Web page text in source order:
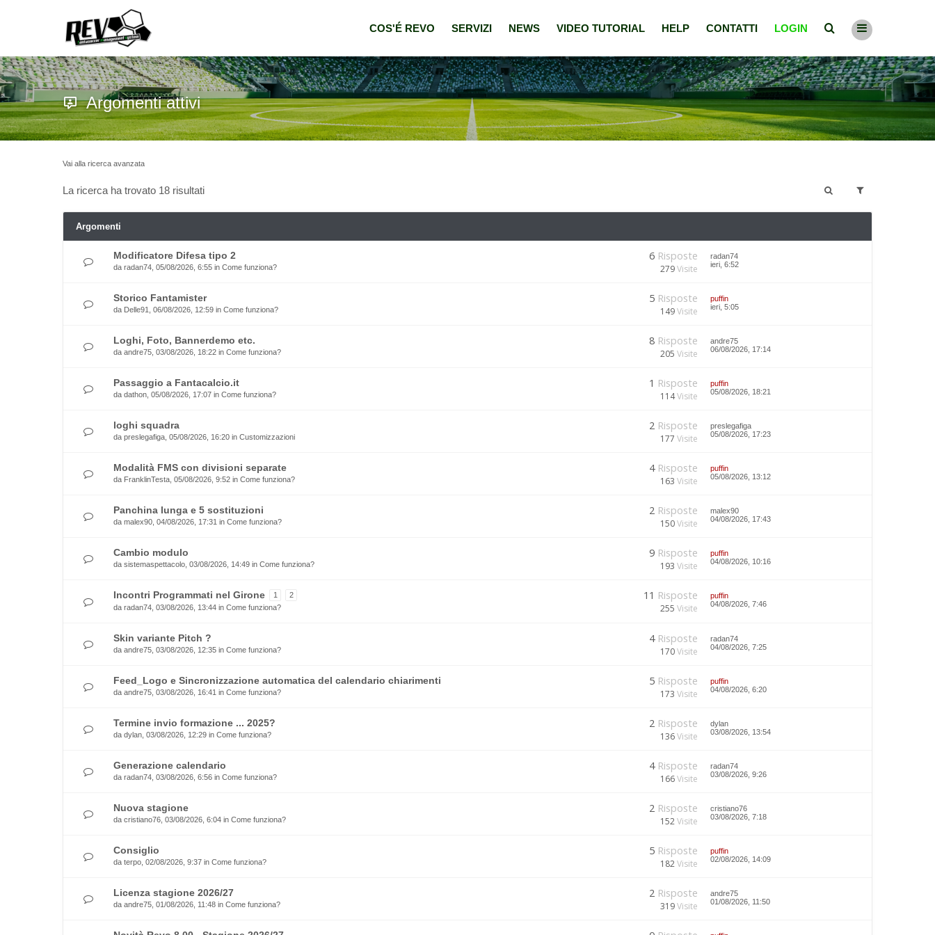
COS'É REVO SERVIZI NEWS VIDEO TUTORIAL HELP CONTATTI LOGIN
Argomenti attivi
Vai alla ricerca avanzata
La ricerca ha trovato 18 risultati
Argomenti
Modificatore Difesa tipo 2
da radan74 , 05/08/2026, 6:55 in Come funziona?
6 Risposte
279Visite
radan74
ieri, 6:52
Storico Fantamister
da Delle91 , 06/08/2026, 12:59 in Come funziona?
5 Risposte
149Visite
puffin
ieri, 5:05
Loghi, Foto, Bannerdemo etc.
da andre75 , 03/08/2026, 18:22 in Come funziona?
8 Risposte
205 Visite
andre75
06/08/2026, 17:14
Passaggio a Fantacalcio.it
da dathon , 05/08/2026, 17:07 in Come funziona?
1 Risposte
114Visite
puffin
05/08/2026, 18:21
loghi squadra
da preslegafiga , 05/08/2026, 16:20 in Customizzazioni
2 Risposte
177 Visite
preslegafiga
05/08/2026, 17:23
Modalità FMS con divisioni separate
da FranklinTesta , 05/08/2026, 9:52 in Come funziona?
4 Risposte
163 Visite
puffin
05/08/2026, 13:12
Panchina lunga e 5 sostituzioni
da malex90 , 04/08/2026, 17:31 in Come funziona?
2 Risposte
150Visite
malex90
04/08/2026, 17:43
Cambio modulo
da sistemaspettacolo , 03/08/2026, 14:49 in Come funziona?
9 Risposte
193 Visite
puffin
04/08/2026, 10:16
Incontri Programmati nel Girone 1
2
da radan74 , 03/08/2026, 13:44 in Come funziona?
11 Risposte
255 Visite
puffin
04/08/2026, 7:46
Skin variante Pitch ?
da andre75 , 03/08/2026, 12:35 in Come funziona?
4 Risposte
170Visite
radan74
04/08/2026, 7:25
Feed_Logo e Sincronizzazione automatica del calendario chiarimenti
da andre75 , 03/08/2026, 16:41 in Come funziona?
5 Risposte
173 Visite
puffin
04/08/2026, 6:20
Termine invio formazione ... 2025?
da dylan , 03/08/2026, 12:29 in Come funziona?
2 Risposte
136Visite
dylan
03/08/2026, 13:54
Generazione calendario
da radan74 , 03/08/2026, 6:56 in Come funziona?
4 Risposte
166Visite
radan74
03/08/2026, 9:26
Nuova stagione
da cristiano76 , 03/08/2026, 6:04 in Come funziona?
2 Risposte
152Visite
cristiano76
03/08/2026, 7:18
Consiglio
da terpo , 02/08/2026, 9:37 in Come funziona?
5 Risposte
182Visite
puffin
02/08/2026, 14:09
Licenza stagione 2026/27
da andre75 , 01/08/2026, 11:48 in Come funziona?
2 Risposte
319Visite
andre75
01/08/2026, 11:50